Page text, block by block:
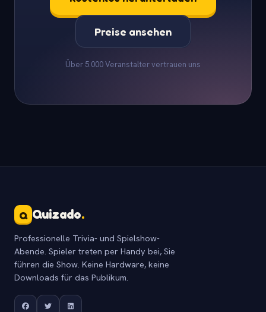
Preise ansehen
Über 5.000 Veranstalter vertrauen uns
Q Quizado.
Professionelle Trivia- und Spielshow-
Abende. Spieler treten per Handy bei, Sie
führen die Show. Keine Hardware, keine
Downloads für das Publikum.